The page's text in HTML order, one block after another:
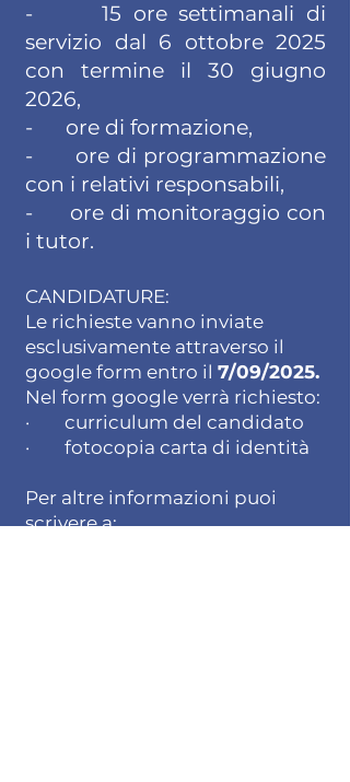
- 15 ore settimanali di
servizio dal 6 ottobre 2025
con termine il 30 giugno
2026,
- ore di formazione,
- ore di programmazione
con i relativi responsabili,
- ore di monitoraggio con
i tutor.
CANDIDATURE:
Le richieste vanno inviate
esclusivamente attraverso il
google form entro il 7/09/2025.
Nel form google verrà richiesto:
· curriculum del candidato
· fotocopia carta di identità
Per altre informazioni puoi
scrivere a: